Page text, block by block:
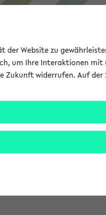
S
d
der Website zu
um Ihre Interaktionen mit
Zukunft widerrufen. Auf der